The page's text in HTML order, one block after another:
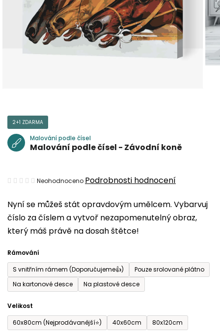
Nyní se můžeš stát opravdovým umělcem. Vybarvuj
číslo za číslem a vytvoř nezapomenutelný obraz,
který máš právě na dosah štětce!
Rámování
S vnitřním rámem (Doporučujeme👍)
Pouze srolované plátno
Na kartonové desce
Na plastové desce
Velikost
60x80cm (Nejprodávanější⭐)
40x60cm 80x120cm
2+1 ZDARMA
Malování podle čísel
Malování podle čísel - Závodní koně
Průměrné
produktu
je
0,0
5
hvězdiček.
Neohodnoceno Podrobnosti hodnocení